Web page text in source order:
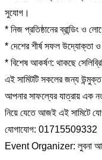
সুযোগ।
* নিজ প্রতিষ্ঠানের ব্রান্ডিং ও
* দেশের শীর্ষ সফল উদ্যোক্তা ও
* বিশেষ আকর্ষণ: থাকছে
এই সামিটটি সকলের জন্য
আপনার সাফল্যের যাত্রায় এক
নিয়ে যেতে আজই এই সামিটে
যোগাযোগ: 01715509332
Event Organizer: লুবনা